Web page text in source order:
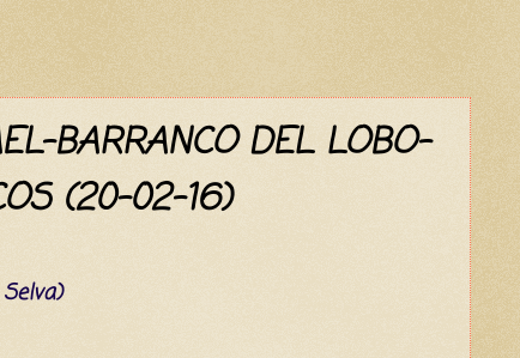
BARRANCO DEL LOBO-
(20-02-16)